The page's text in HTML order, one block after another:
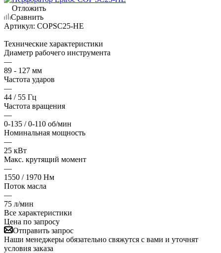
Отложить
Сравнить
Артикул: COPSC25-HE
Технические характеристики
Диаметр рабочего инструмента
—
89 - 127 мм
Частота ударов
—
44 / 55 Гц
Частота вращения
—
0-135 / 0-110 об/мин
Номинальная мощность
—
25 кВт
Макс. крутящий момент
—
1550 / 1970 Нм
Поток масла
—
75 л/мин
Все характеристики
Цена по запросу
Отправить запрос
Наши менеджеры обязательно свяжутся с вами и уточнят
условия заказа